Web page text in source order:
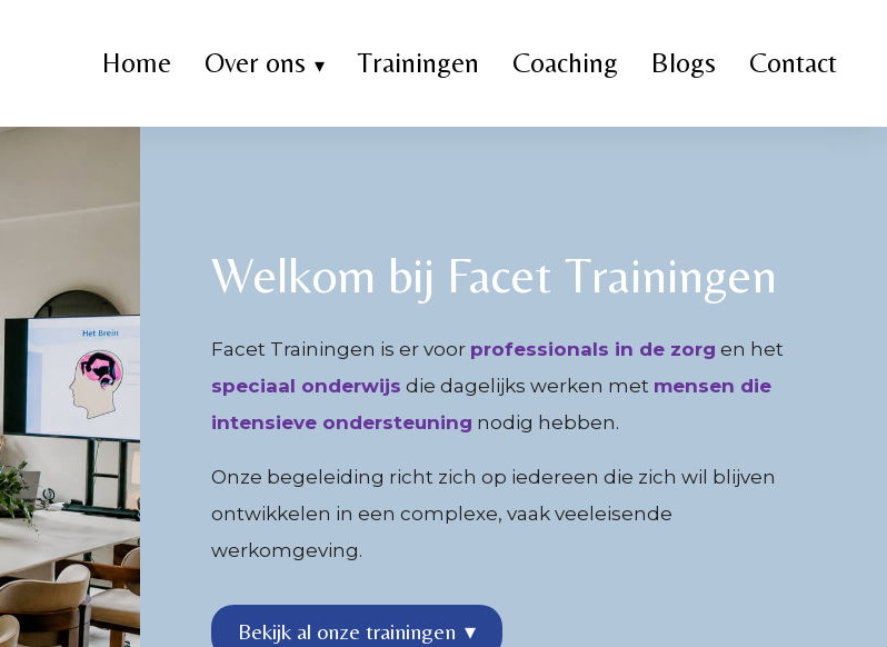
Home Over ons Trainingen Coaching Blogs Contact
Welkom bij Facet Trainingen
Facet Trainingen is er voor professionals in de zorg en het
speciaal onderwijs die dagelijks werken met mensen die
intensieve ondersteuning nodig hebben.
Onze begeleiding richt zich op iedereen die zich wil blijven
ontwikkelen in een complexe, vaak veeleisende
werkomgeving.
Bekijk al onze trainingen ▾